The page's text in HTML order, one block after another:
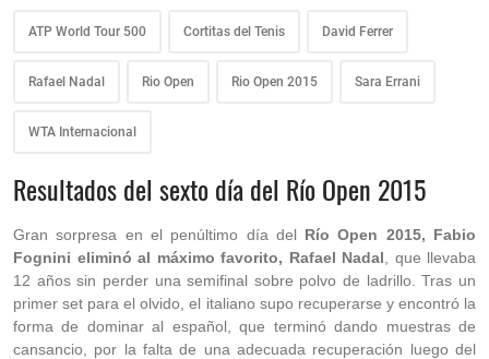
ATP World Tour 500 Cortitas del Tenis David Ferrer
Rafael Nadal Rio Open Rio Open 2015 Sara Errani
WTA Internacional
Resultados del sexto día del Río Open 2015
Gran sorpresa en el penúltimo día del Río Open 2015, Fabio
Fognini eliminó al máximo favorito, Rafael Nadal , que llevaba
12 años sin perder una semifinal sobre polvo de ladrillo. Tras un
primer set para el olvido, el italiano supo recuperarse y encontró la
forma de dominar al español, que terminó dando muestras de
cansancio, por la falta de una adecuada recuperación luego del